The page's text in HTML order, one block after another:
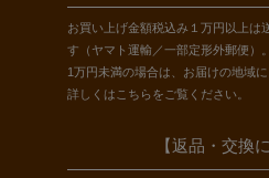
お買い上げ金額税込み１万円以上は
す（ヤマト運輸／一部定形外郵便）。
1万円未満の場合は、お届けの地域
詳しくは こちらをご覧ください。
【返品・交換